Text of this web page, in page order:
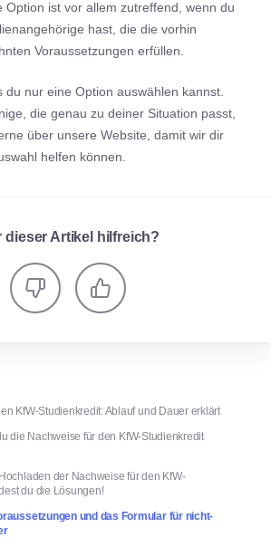
Option ist vor allem zutreffend, wenn du
hast, die die vorhin
Voraussetzungen erfüllen.
du nur eine Option auswählen kannst.
die genau zu deiner Situation passt,
über unsere Website, damit wir dir
helfen können.
dieser Artikel hilfreich?
KfW-Studienkredit: Ablauf und Dauer erklärt
die Nachweise für den KfW-Studienkredit
der Nachweise für den KfW-
du die Lösungen!
und das Formular für nicht-